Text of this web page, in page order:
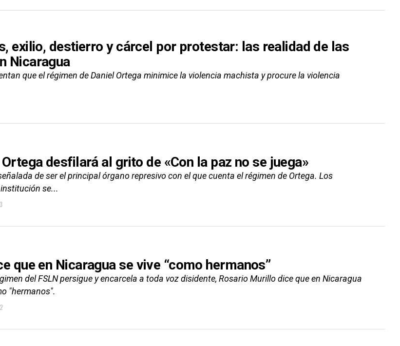
exilio, destierro y cárcel por protestar: las realidad de las
Nicaragua
que el régimen de Daniel Ortega minimice la violencia machista y procure la violencia
desfilará al grito de «Con la paz no se juega»
de ser el principal órgano represivo con el que cuenta el régimen de Ortega. Los
se...
que en Nicaragua se vive “como hermanos”
del FSLN persigue y encarcela a toda voz disidente, Rosario Murillo dice que en Nicaragua
"hermanos".